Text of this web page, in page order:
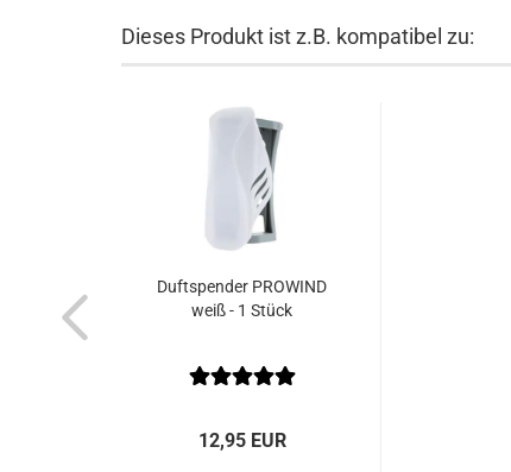
Dieses Produkt ist z.B. kompatibel zu:
Duftspender PROWIND
weiß - 1 Stück
12,95 EUR